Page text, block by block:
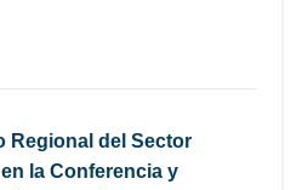
Regional del Sector
la Conferencia y